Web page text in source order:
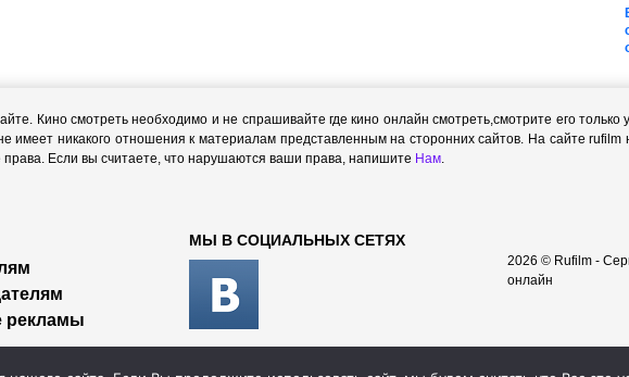
Кино смотреть необходимо и не спрашивайте где кино онлайн смотреть,cмотрите его только
имеет никакого отношения к материалам представленным на сторонних сайтов. На сайте
Если вы считаете, что нарушаются ваши права, напишите Нам.
рекламы
МЫ В СОЦИАЛЬНЫХ СЕТЯХ
2026 © Rufilm -
онлайн